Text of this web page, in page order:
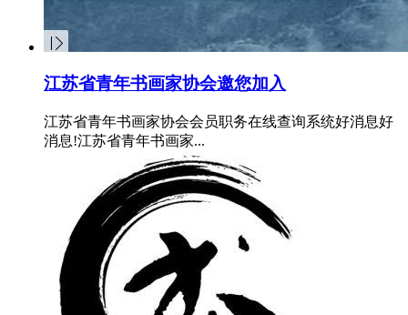
江苏省青年书画家协会邀您加入
江苏省青年书画家协会会员职务在线查询系统好消息好
消息!江苏省青年书画家...